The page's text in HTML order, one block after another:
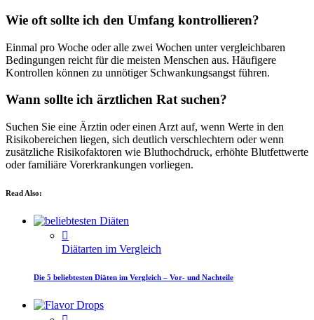
Wie oft sollte ich den Umfang kontrollieren?
Einmal pro Woche oder alle zwei Wochen unter vergleichbaren
Bedingungen reicht für die meisten Menschen aus. Häufigere
Kontrollen können zu unnötiger Schwankungsangst führen.
Wann sollte ich ärztlichen Rat suchen?
Suchen Sie eine Ärztin oder einen Arzt auf, wenn Werte in den
Risikobereichen liegen, sich deutlich verschlechtern oder wenn
zusätzliche Risikofaktoren wie Bluthochdruck, erhöhte Blutfettwerte
oder familiäre Vorerkrankungen vorliegen.
Read Also:
Diätarten im Vergleich
Die 5 beliebtesten Diäten im Vergleich – Vor- und Nachteile